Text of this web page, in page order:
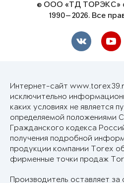
© ООО «ТД ТОРЭКС»
1990—2026. Все
Интернет-сайт
исключительно
каких условиях не является
определяемой положениями
Гражданского кодекса
получения подробной
продукции компании Torex
фирменные точки продаж
Производитель оставляет